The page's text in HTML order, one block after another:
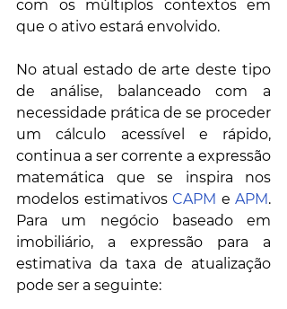
com os múltiplos contextos em
que o ativo estará envolvido.
No atual estado de arte deste tipo
de análise, balanceado com a
necessidade prática de se proceder
um cálculo acessível e rápido,
continua a ser corrente a expressão
matemática que se inspira nos
modelos estimativos CAPM e APM.
Para um negócio baseado em
imobiliário, a expressão para a
estimativa da taxa de atualização
pode ser a seguinte: